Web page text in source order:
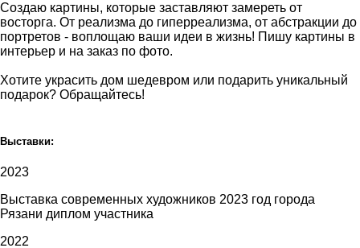
Создаю картины, которые заставляют замереть от
восторга. От реализма до гиперреализма, от абстракции до
портретов - воплощаю ваши идеи в жизнь! Пишу картины в
интерьер и на заказ по фото.
Хотите украсить дом шедевром или подарить уникальный
подарок? Обращайтесь!
Выставки:
2023
Выставка современных художников 2023 год города
Рязани диплом участника
2022